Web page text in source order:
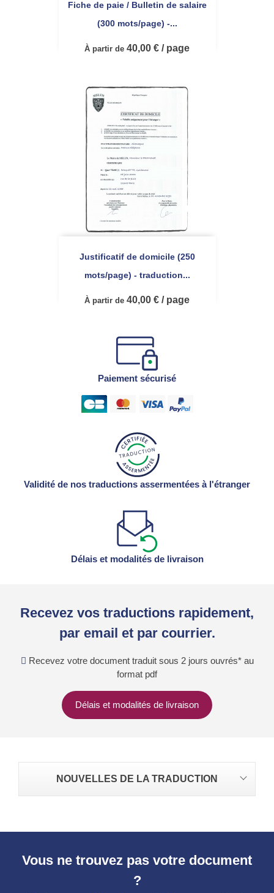
Fiche de paie / Bulletin de salaire
(300 mots/page) -...
À partir de 40,00 € / page
Justificatif de domicile (250
mots/page) - traduction...
À partir de 40,00 € / page
Paiement sécurisé
Validité de nos traductions assermentées à l'étranger
Délais et modalités de livraison
Recevez vos traductions rapidement,
par email et par courrier.
Recevez votre document traduit sous 2 jours ouvrés* au
format pdf
Délais et modalités de livraison
NOUVELLES DE LA TRADUCTION
Vous ne trouvez pas votre document
?